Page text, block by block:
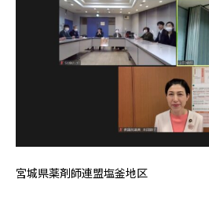
宮城県薬剤師連盟塩釜地区